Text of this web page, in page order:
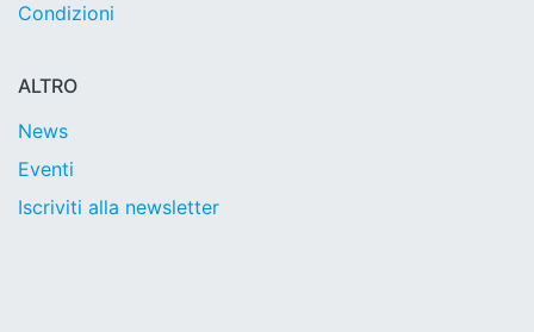
Condizioni
ALTRO
News
Eventi
Iscriviti alla newsletter